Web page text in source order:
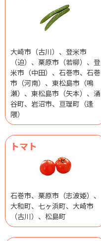
大崎市（古川）、登米市
（迫）、栗原市（若柳）、登
米市（中田）、石巻市、石巻
市（河南）、東松島市（鳴
瀬）、東松島市（矢本）、涌
谷町、岩沼市、亘理町（逢
隈）
トマト
石巻市、栗原市（志波姫）、
大和町、七ヶ浜町、大崎市
（古川）、松島町